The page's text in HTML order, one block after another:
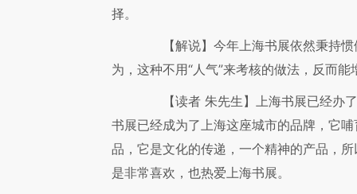
择。
【解说】 今年上海书展依然秉持
为，这种不用“人气”来考核的做法，反而能
【读者 朱先生】 上海书展已经办
书展已经成为了上海这座城市的品牌，它
品，它是文化的传递，一个精神的产品，
是非常喜欢，也热爱上海书展。